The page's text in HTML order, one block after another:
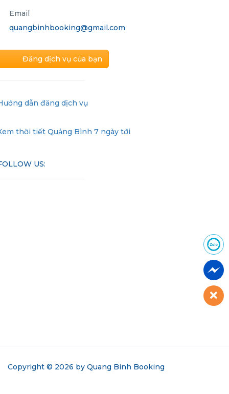
Email
quangbinhbooking@gmail.com
Đăng dịch vụ của bạn
dẫn đăng dịch vụ
thời tiết Quảng Bình 7 ngày tới
US:
Copyright © 2026 by Quang Binh Booking